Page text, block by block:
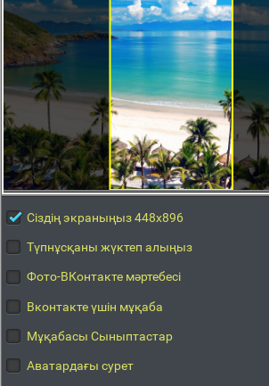
Сіздің экраныңыз 448x896
Түпнұсқаны жүктеп алыңыз
Фото-ВКонтакте мәртебесі
Вконтакте үшін мұқаба
Мұқабасы Сыныптастар
Аватардағы сурет